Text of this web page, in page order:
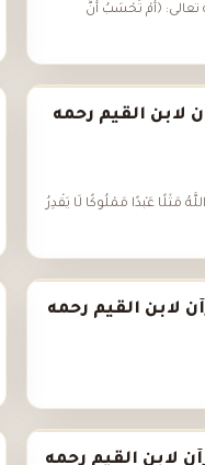
تعالى: ﴿أَمْ تَحْسَبُ أَنَّ
لابن القيم رحمه
مَثَلًا عَبْدًا مَمْلُوكًا لَا يَقْدِرُ
لابن القيم رحمه
لابن القيم رحمه